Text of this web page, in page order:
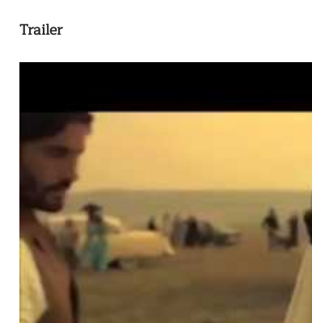
Trailer